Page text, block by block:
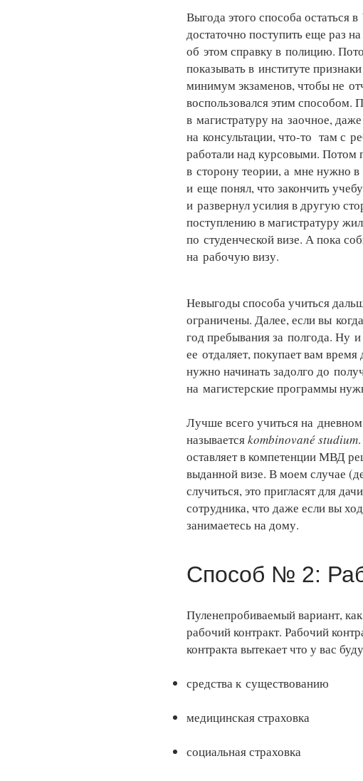
Выгода этого способа остаться
достаточно поступить еще раз
об этом справку в полицию.
показывать в институте
минимум экзаменов, чтобы не
воспользовался этим способом.
в магистратуру на заочное,
на консультации, что-то там с
работали над курсовыми. Потом
в сторону теории, а мне нужно в
и еще понял, что закончить
и развернул усилия в другую
поступлению в магистратуру
по студенческой визе. А пока
на рабочую визу.
Невыгоды способа учиться
ограничены. Далее, если вы
год пребывания за полгода. Ну
ее отдаляет, покупает вам
нужно начинать задолго до
на магистерские программы
Лучше всего учиться на
называетсяkombinované studium
оставляет в компетенции МВД
выданной визе. В моем случае
случиться, это пригласят для
сотрудника, что даже если вы
занимаетесь на дому.
Способ № 2:
Пуленепробиваемый вариант,
рабочий контракт. Рабочий
контракта вытекает что у вас
средства к существованию
медицинская страховка
социальная страховка